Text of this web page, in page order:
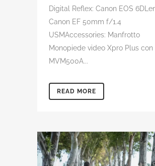
Digital Reflex: Canon EOS
Canon EF 50mm f/1.4
USMAccessories: Manfrotto
Monopiede video Xpro Plus con
MVM500A...
READ MORE